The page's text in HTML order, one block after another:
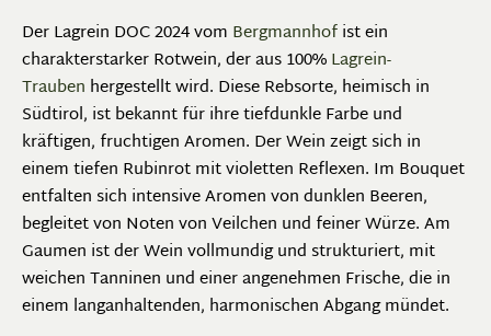
Der Lagrein DOC 2024 vom Bergmannhofist ein
charakterstarker Rotwein, der aus 100%Lagrein-
Trauben hergestellt wird. Diese Rebsorte, heimisch in
Südtirol, ist bekannt für ihre tiefdunkle Farbe und
kräftigen, fruchtigen Aromen. Der Wein zeigt sich in
einem tiefen Rubinrot mit violetten Reflexen. Im Bouquet
entfalten sich intensive Aromen von dunklen Beeren,
begleitet von Noten von Veilchen und feiner Würze. Am
Gaumen ist der Wein vollmundig und strukturiert, mit
weichen Tanninen und einer angenehmen Frische, die in
einem langanhaltenden, harmonischen Abgang mündet.